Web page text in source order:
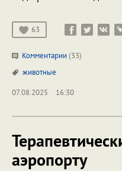
63
Комментарии (33)
животные
07.08.2025
16:30
аэропорту